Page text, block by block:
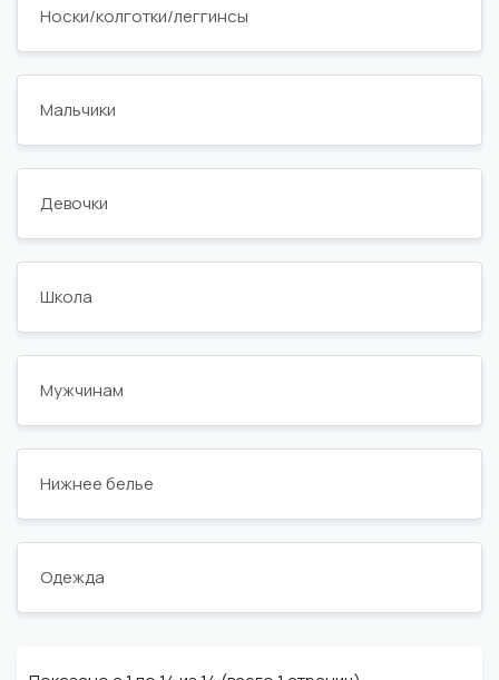
Носки/колготки/леггинсы
Мальчики
Девочки
Школа
Мужчинам
Нижнее белье
Одежда